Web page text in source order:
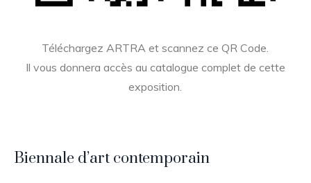
Téléchargez ARTRA et scannez ce QR Code.
Il vous donnera accès au catalogue complet de cette
exposition.
Biennale d’art contemporain